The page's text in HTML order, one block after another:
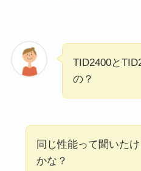
TID2400と
の？
同じ性能って聞いた
かな？